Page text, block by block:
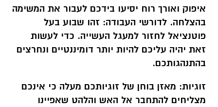
איפוק ואורך רוח יסיעו בידכם לעבור את המשימה
בהצלחה. לדורשי העבודה: זהו שבוע בעל
פוטנציאל לחזור למעגל העשייה. כדי לעשות
זאת יהיה עליכם להיות יותר דומיננטיים ונחרצים
בהתנהגותכם.
זוגיות: מאזן בוחן של זוגיותכם מעלה כי אינכם
מצליחים להתחבר אל האש והלהט שאפיינו